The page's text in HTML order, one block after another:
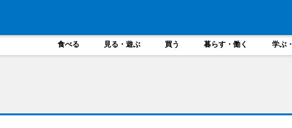
食べる 見る・遊ぶ 買う 暮らす・働く 学ぶ